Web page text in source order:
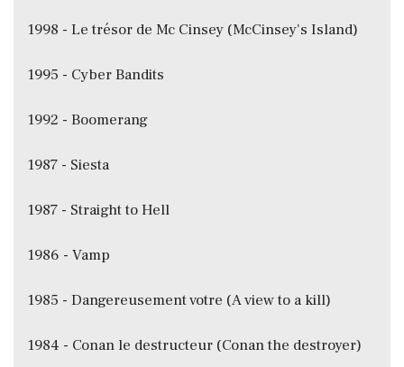
1998 - Le trésor de Mc Cinsey (McCinsey's Island)
1995 - Cyber Bandits
1992 - Boomerang
1987 - Siesta
1987 - Straight to Hell
1986 - Vamp
1985 - Dangereusement votre (A view to a kill)
1984 - Conan le destructeur (Conan the destroyer)